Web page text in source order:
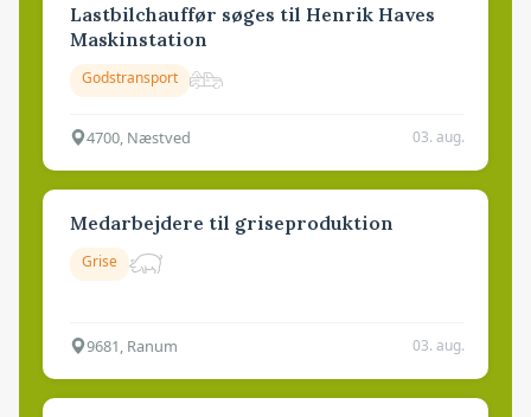
Lastbilchauffør søges til Henrik Haves
Maskinstation
Godstransport
4700, Næstved 03. aug.
Medarbejdere til griseproduktion
Grise
9681, Ranum 03. aug.